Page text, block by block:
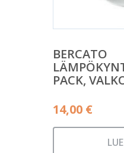
BERCATO
PACK,
14,00 €